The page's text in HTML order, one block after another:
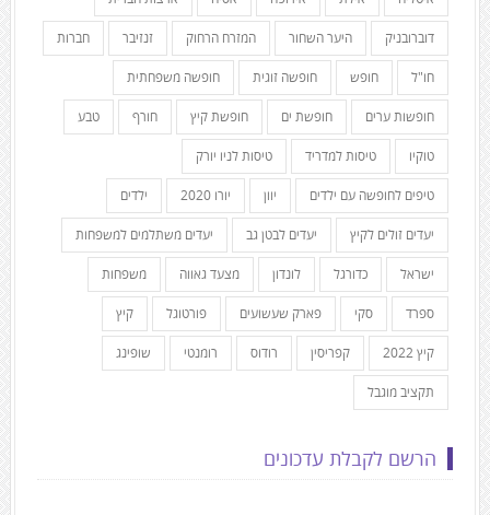
דוברובניק היער השחור המזרח הרחוק זנזיבר חברות
חו"ל חופש חופשה זוגית חופשה משפחתית
חופשות ערים חופשת ים חופשת קיץ חורף טבע
טוקיו טיסות למדריד טיסות לניו יורק
טיפים לחופשה עם ילדים יוון יורו 2020 ילדים
יעדים זולים לקיץ יעדים לבטן גב יעדים משתלמים למשפחות
ישראל כדורגל לונדון מצעד גאווה משפחות
ספרד סקי פארק שעשועים פורטוגל קיץ
קיץ 2022 קפריסין רודוס רומנטי שופינג
תקציב מוגבל
הרשם לקבלת עדכונים